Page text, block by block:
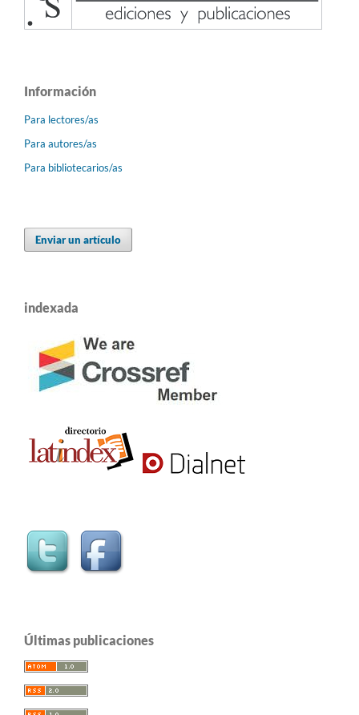
Información
Para lectores/as
Para autores/as
Para bibliotecarios/as
Enviar un artículo
indexada
Últimas publicaciones